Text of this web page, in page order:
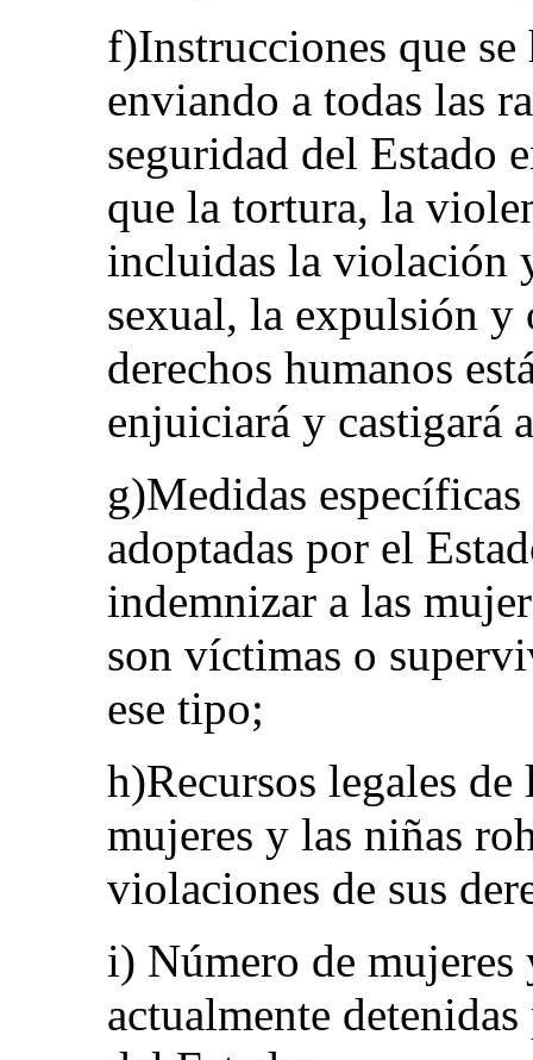
f)Instrucciones que se
enviando a todas las
seguridad del Estado
que la tortura, la
incluidas la violación
sexual, la expulsión y
derechos humanos
enjuiciará y castigará
g)Medidas
adoptadas por el
indemnizar a las
son víctimas o
ese tipo;
h)Recursos legales
mujeres y las niñas
violaciones de sus
i) Número de mujeres
actualmente